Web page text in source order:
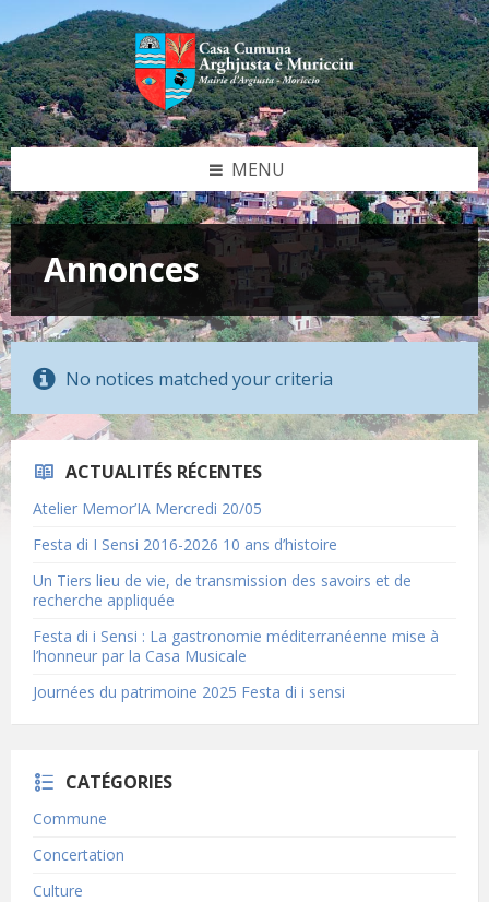
content
left
sidebar
right
sidebar
footer
MENU
Annonces
No notices matched your criteria
ACTUALITÉS RÉCENTES
Atelier Memor’IA Mercredi 20/05
Festa di I Sensi 2016-2026 10 ans d’histoire
Un Tiers lieu de vie, de transmission des savoirs et de
recherche appliquée
Festa di i Sensi : La gastronomie méditerranéenne mise à
l’honneur par la Casa Musicale
Journées du patrimoine 2025 Festa di i sensi
CATÉGORIES
Commune
Concertation
Culture